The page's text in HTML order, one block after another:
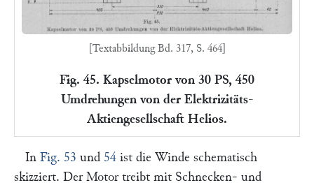
[Textabbildung Bd. 317, S. 464]
Fig. 45. Kapselmotor von 30 PS, 450
Umdrehungen von der Elektrizitäts-
Aktiengesellschaft Helios.
In Fig. 53 und 54 ist die Winde schematisch
skizziert. Der Motor treibt mit Schnecken- und